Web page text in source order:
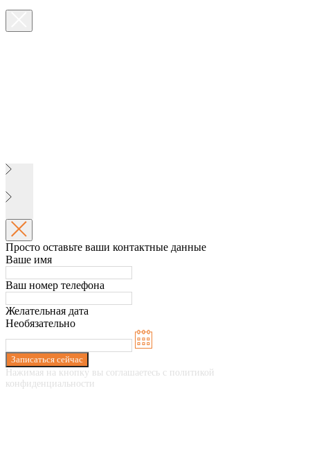
Просто оставьте ваши контактные данные
Ваше имя
Ваш номер телефона
Желательная дата
Необязательно
Записаться сейчас
Нажимая на кнопку вы соглашаетесь с политикой
конфиденциальности